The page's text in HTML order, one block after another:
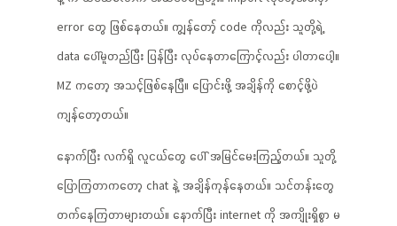
error တွေ ဖြစ်နေတယ်။ ကျွန်တော့် code ကိုလည်း သူတို့ရဲ့
data ပေါ်မူတည်ပြီး ပြန်ပြီး လုပ်နေတာကြောင့်လည်း ပါတာပေါ့။
MZ ကတော့ အသင့်ဖြစ်နေပြီ။ ပြောင်းဖို့ အချိန်ကို စောင့်ဖို့ပဲ
ကျန်တော့တယ်။
နောက်ပြီး လက်ရှိ လူငယ်တွေ ပေါ် အမြင်မေးကြည့်တယ်။ သူတို့
ပြောကြတာကတော့ chat နဲ့ အချိန်ကုန်နေတယ်။ သင်တန်းတွေ
တက်နေကြတာများတယ်။ နောက်ပြီး internet ကို အကျိုးရှိစွာ မ